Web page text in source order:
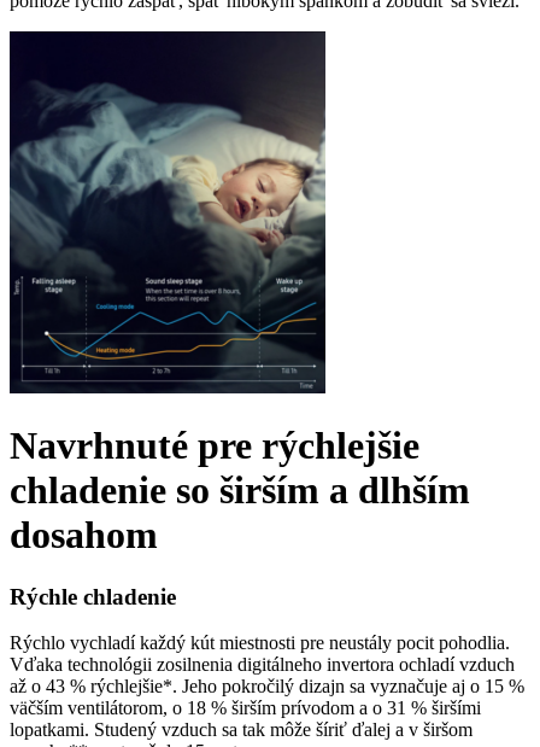
Navrhnuté pre rýchlejšie
chladenie so širším a dlhším
dosahom
Rýchle chladenie
Rýchlo vychladí každý kút miestnosti pre neustály pocit pohodlia.
Vďaka technológii zosilnenia digitálneho invertora ochladí vzduch
až o 43 % rýchlejšie*. Jeho pokročilý dizajn sa vyznačuje aj o 15 %
väčším ventilátorom, o 18 % širším prívodom a o 31 % širšími
lopatkami. Studený vzduch sa tak môže šíriť ďalej a v širšom